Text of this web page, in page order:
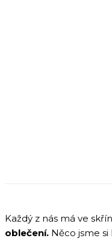
Každý z nás má ve
oblečení. Něco jsme